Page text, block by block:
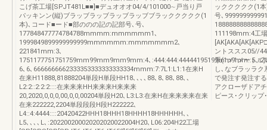
こげ茶工場[SPJT481L■■]■デュオオオ04/4/101000∼戸当り戸
パッキンン(縦)ブラッブラッブラッブラッブブラッククククク(1
本)､コード■ード■部ののの記の記部号､号､
177848477774784788mmmm:mmmmmm1､
1999849899999999999mmmmmm:mmmmmmm2､
221841mm:3､
1751177751751759mm99mm9mm9mm:4､:444:444:44444195199mm9mm::5､
6､6､6666666662333353333333333334mmm:7:7L1:L1:1在来H
在来H11888,81888204単段H単段HH18､､､､88､8､88､88､､
L2:2::2:2:2::::在来来来HH来来来H来来来
20,2020,0,0,0,00,0,0,00204単段H20､L3:L3:在来H在来来来来在来
在来222222,2204単段段段H段H222222､
L4::4:4444::::20420422HHH18HHH18HHHH18HHHHHH､､
L5､､､､L､:202200200020202020022004H20､L06:204H22工場
ッククククク(1
号､
111198mm:4工場
ントススス05//
系(1メ1メートル
し､なブラッラ
で発注す発注す
アクローザドア
ピース･クリッ